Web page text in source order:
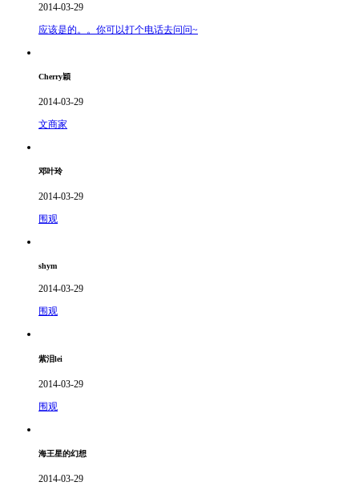
2014-03-29
应该是的。。你可以打个电话去问问~
Cherry穎
2014-03-29
文商家
邓叶玲
2014-03-29
围观
shym
2014-03-29
围观
紫泪lei
2014-03-29
围观
海王星的幻想
2014-03-29